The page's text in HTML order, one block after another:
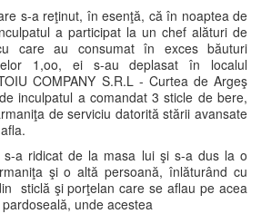
s-a reţinut, în esenţă, că în noaptea de
a participat la un chef alături de
care au consumat în exces băuturi
1,oo, ei s-au deplasat în localul
COMPANY S.R.L - Curtea de Argeş
inculpatul a comandat 3 sticle de bere,
de serviciu datorită stării avansate
s-a ridicat de la masa lui şi s-a dus la o
şi o altă persoană, înlăturând cu
sticlă şi porţelan care se aflau pe acea
unde acestea